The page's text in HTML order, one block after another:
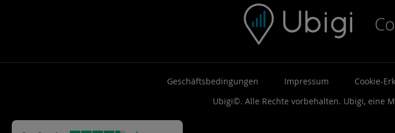
Geschäftsbedingungen Impressum Cookie-
Ubigi©. Alle Rechte vorbehalten. Ubigi, eine